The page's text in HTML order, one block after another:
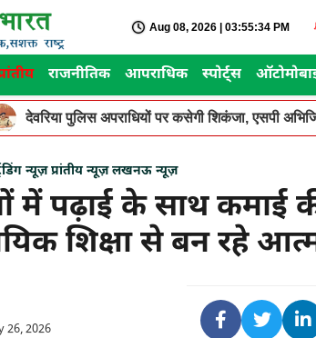
Aug 08, 2026 | 03:55:34 PM
राजनीतिक आपराधिक स्पोर्ट्स
देवरिया पुलिस अपराधियों पर कसेगी शिकंजा, एसपी
न्यूज़ प्रांतीय न्यूज़ लखनऊ न्यूज़
में पढ़ाई के साथ कमाई
शिक्षा से बन रहे
26, 2026